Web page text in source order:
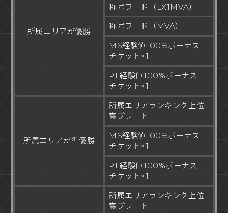
所属エリアが優勝
称号ワード（LX1MVA）
称号ワード（MVA）
MS経験値100%ボーナス
チケット×1
PL経験値100%ボーナス
チケット×1
所属エリアが準優勝
所属エリアランキング上位
賞プレート
MS経験値100%ボーナス
チケット×1
PL経験値100%ボーナス
チケット×1
所属エリアランキング上位
賞プレート